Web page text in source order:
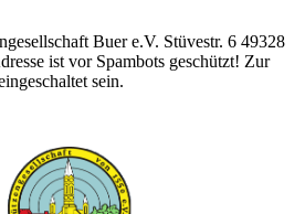
Buer e.V. Stüvestr. 6 49328
ist vor Spambots geschützt! Zur
sein.